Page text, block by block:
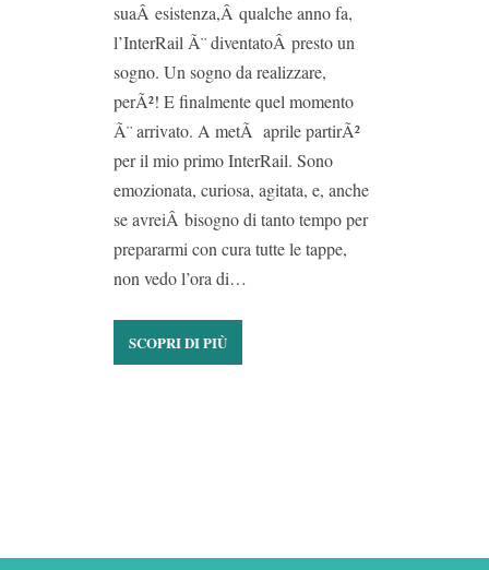
suaÂ esistenza,Â qualche anno fa,
l’InterRail Ã¨ diventatoÂ presto un
sogno. Un sogno da realizzare,
perÃ²! E finalmente quel momento
Ã¨ arrivato. A metÃ aprile partirÃ²
per il mio primo InterRail. Sono
emozionata, curiosa, agitata, e, anche
se avreiÂ bisogno di tanto tempo per
prepararmi con cura tutte le tappe,
non vedo l’ora di…
SCOPRI DI PIÙ